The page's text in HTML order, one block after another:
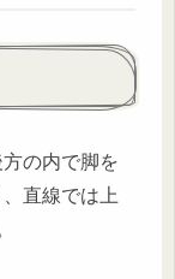
の内で脚を
直線では上